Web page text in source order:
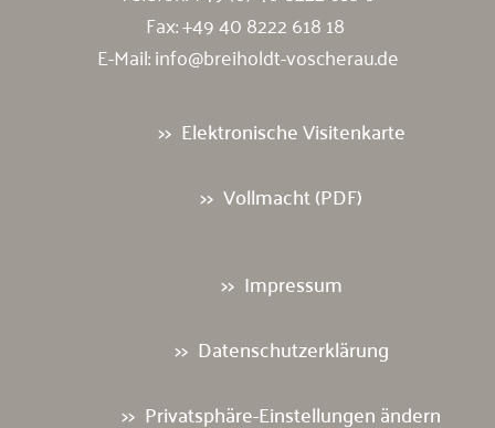
Fax: +49 40 8222 618 18
E-Mail:info@breiholdt-voscherau.de
Elektronische Visitenkarte
Vollmacht (PDF)
Impressum
Datenschutzerklärung
Privatsphäre-Einstellungen ändern